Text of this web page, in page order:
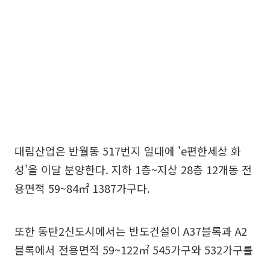
대림산업은 반월동 517번지 일대에 'e편한세상 화
성'을 이달 분양한다. 지하 1층~지상 28층 12개동 전
용면적 59~84㎡ 1387가구다.
또한 동탄2신도시에서는 반도건설이 A37블록과 A2
블록에서 전용면적 59~122㎡ 545가구와 532가구를